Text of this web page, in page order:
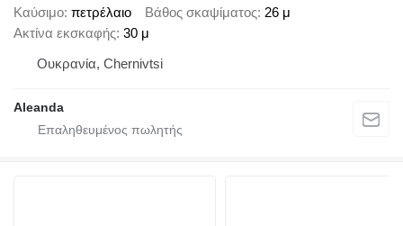
Καύσιμο πετρέλαιο Βάθος σκαψίματος 26 μ
Ακτίνα εκσκαφής 30 μ
Ουκρανία, Chernivtsi
Aleanda